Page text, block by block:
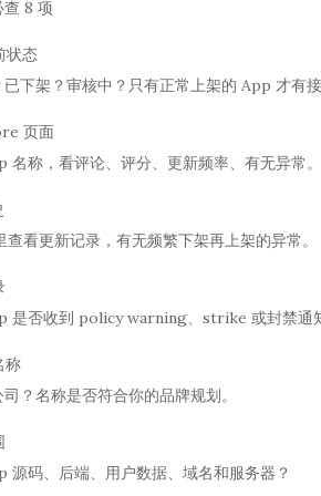
8 项
状态
下架？审核中？只有正常上架的 App 才有接
页面
名称，看评论、评分、更新频率、有无异常。
看更新记录，有无频繁下架再上架的异常。
是否收到 policy warning、strike 或封禁通
称
？名称是否符合你的品牌规划。
源码、后端、用户数据、域名和服务器？